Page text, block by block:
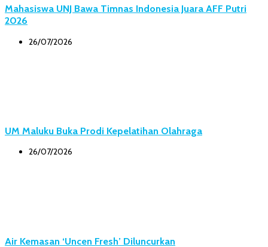
Mahasiswa UNJ Bawa Timnas Indonesia Juara AFF Putri
2026
26/07/2026
UM Maluku Buka Prodi Kepelatihan Olahraga
26/07/2026
Air Kemasan ‘Uncen Fresh’ Diluncurkan